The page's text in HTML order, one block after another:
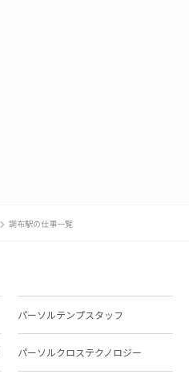
調布駅の仕事一覧
パーソルテンプスタッフ
パーソルクロステクノロジー